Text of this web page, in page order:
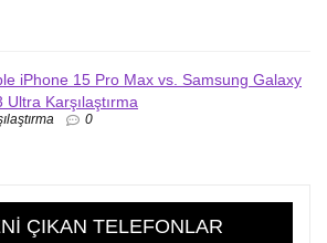
iPhone 15 Pro Max vs. Samsung Galaxy
Ultra Karşılaştırma
0
ÇIKAN TELEFONLAR